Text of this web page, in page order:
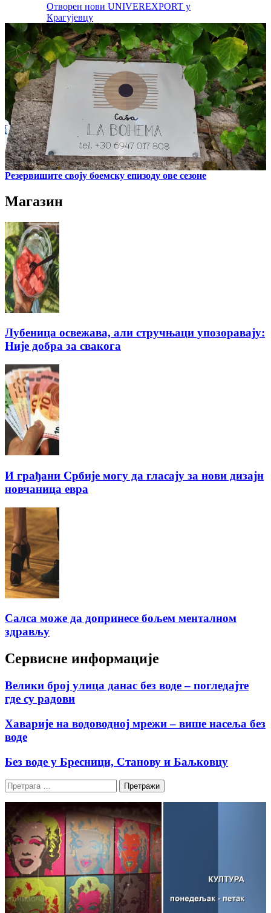
Отворен нови UNIVEREXPORT у
Крагујевцу
Резервишите своју боемску епизоду ове сезоне
Магазин
Лубеница освежава, али стручњаци упозоравају:
Није добра за свакога
И грађани Србије могу да гласају за нови дизајн
новчаница евра
Салса може да допринесе бољем менталном
здрављу
Сервисне информације
Велики број улица данас без воде – погледајте
где су радови
Хаварије на водоводној мрежи – више насеља без
воде
Без воде у Бресници, Станову и Баљковцу
Претрага
за: